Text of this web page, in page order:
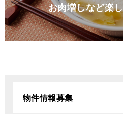
お肉増しなど楽
物件情報募集